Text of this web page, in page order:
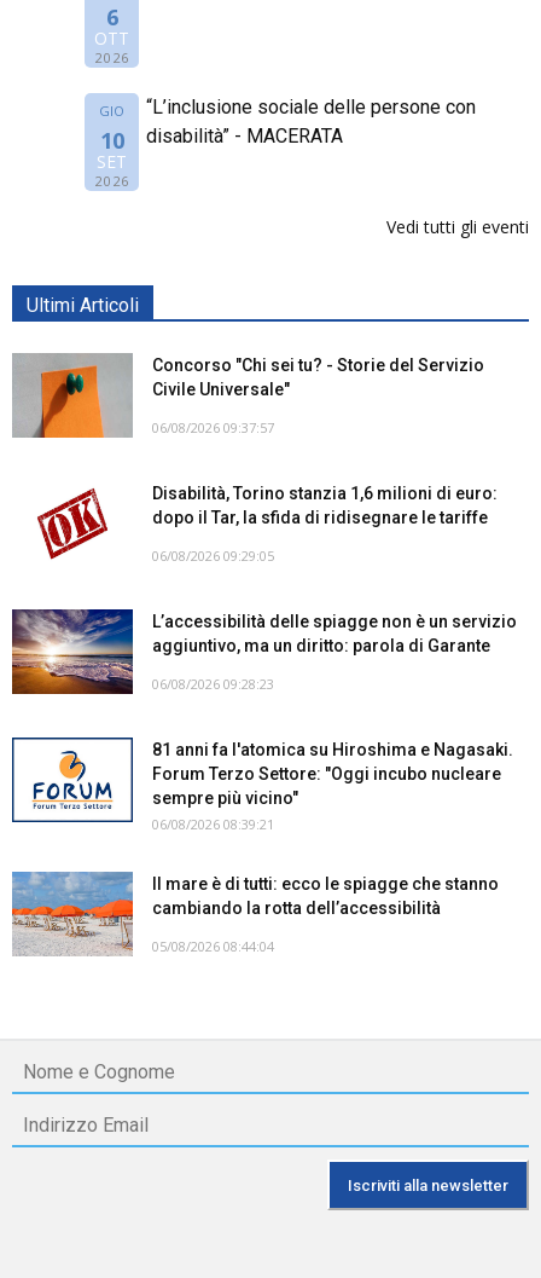
6
OTT
2026
GIO
10
SET
2026
“L’inclusione sociale delle persone con
disabilità” - MACERATA
Vedi tutti gli eventi
Ultimi Articoli
Concorso "Chi sei tu? - Storie del Servizio
Civile Universale"
06/08/2026 09:37:57
Disabilità, Torino stanzia 1,6 milioni di euro:
dopo il Tar, la sfida di ridisegnare le tariffe
06/08/2026 09:29:05
L’accessibilità delle spiagge non è un servizio
aggiuntivo, ma un diritto: parola di Garante
06/08/2026 09:28:23
81 anni fa l'atomica su Hiroshima e Nagasaki.
Forum Terzo Settore: "Oggi incubo nucleare
sempre più vicino"
06/08/2026 08:39:21
Il mare è di tutti: ecco le spiagge che stanno
cambiando la rotta dell’accessibilità
05/08/2026 08:44:04